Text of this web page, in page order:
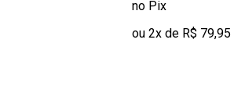
no Pix
ou 2x de R$ 79,95